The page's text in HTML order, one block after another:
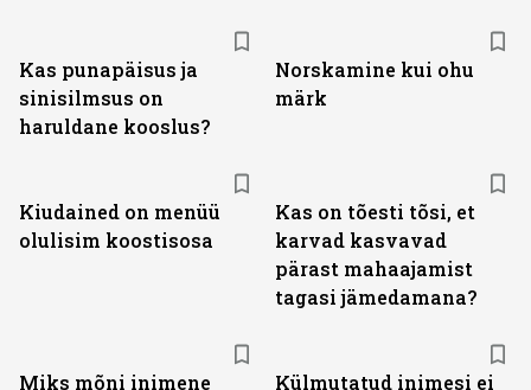
Kas punapäisus ja
sinisilmsus on
haruldane kooslus?
Norskamine kui ohu
märk
Kiudained on menüü
olulisim koostisosa
Kas on tõesti tõsi, et
karvad kasvavad
pärast mahaajamist
tagasi jämedamana?
Miks mõni inimene Külmutatud inimesi ei